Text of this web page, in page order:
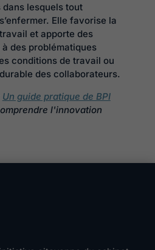
lesquels tout
Elle favorise la
et apporte des
des problématiques
conditions de travail ou
des collaborateurs.
Un guide pratique de BPI
l'innovation